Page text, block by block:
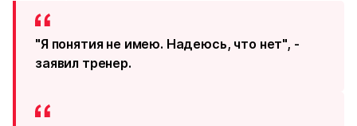
"Я понятия не имею. Надеюсь, что нет", -
заявил тренер.